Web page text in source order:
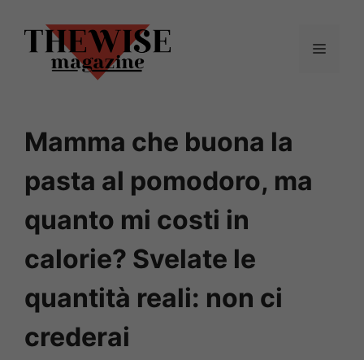
contenuto
Menu
Mamma che buona la
pasta al pomodoro, ma
quanto mi costi in
calorie? Svelate le
quantità reali: non ci
crederai